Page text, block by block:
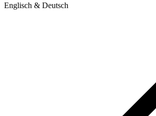
Englisch & Deutsch